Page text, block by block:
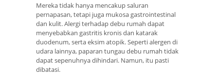
Mereka tidak hanya mencakup saluran
pernapasan, tetapi juga mukosa gastrointestinal
dan kulit. Alergi terhadap debu rumah dapat
menyebabkan gastritis kronis dan katarak
duodenum, serta eksim atopik. Seperti alergen di
udara lainnya, paparan tungau debu rumah tidak
dapat sepenuhnya dihindari. Namun, itu pasti
dibatasi.